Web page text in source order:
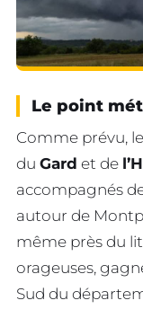
Le point
Comme prévu,
du Gard et de
accompagnés
autour de
même près du
orageuses,
Sud du